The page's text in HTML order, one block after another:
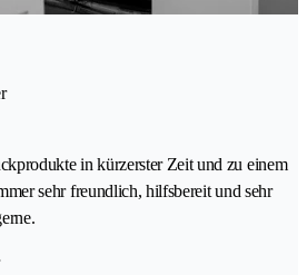
in kürzerster Zeit und zu einem
sehr freundlich, hilfsbereit und sehr